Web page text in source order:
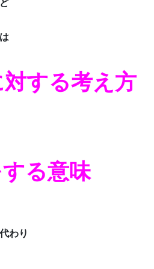
する考え方
る意味
わり